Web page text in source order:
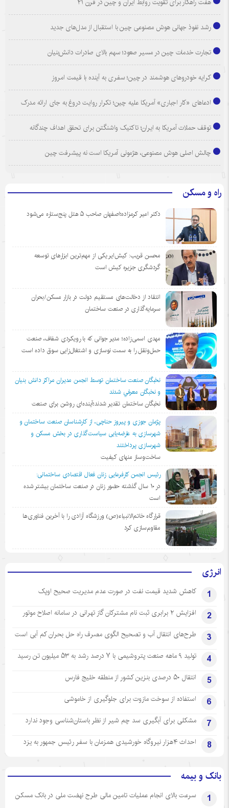
رشد نفوذ جهانی هوش مصنوعی چین با استقبال از مدل‌های جدید
تجارت خدمات چین در مسیر صعود؛ سهم بالای صادرات دانش‌بنیان
کرایه خودروهای هوشمند در چین؛ سفری به آینده با قیمت امروز
ادعاهای «کار اجباری» آمریکا علیه چین؛ تکرار روایت دروغ به جای ارائه مدرک
توقف حملات آمریکا به ایران؛ تاکتیک واشنگتن برای تحقق اهداف چندگانه
چالش اصلی هوش مصنوعی، هژمونی آمریکا است نه پیشرفت چین
راه و مسکن
دکتر امیر کرمزاده؛اصفهان صاحب ۵ هتل پنج‌ستاره می‌شود
محسن قریب: کیش‌ایر یکی از مهم‌ترین ابزارهای توسعه
گردشگری جزیره کیش است
انتقاد از دخالت‌های مستقیم دولت در بازار مسکن/بحران
سرمایه‌گذاری در صنعت ساختمان
مهدی اسمی‌زاده؛ مدیر جوانی که با رویکردی شفاف، صنعت
حمل‌ونقل را به سمت نوسازی و اشتغال‌زایی سوق داده است
نخبگان صنعت ساختمان توسط انجمن مديران مراكز دانش بنيان
و نخبگان معرفي شدند
نخبگان ساختمان تقدیر شدند؛آینده‌ای روشن برای صنعت
پژمان جوزی و پیروز حناچی، از کارشناسان صنعت ساختمان و
شهرسازی به عارضه‌یابی سیاست‌گذاری در بخش مسکن و
شهرسازی پرداختند
ساخت‌وساز منهای کیفیت
رئیس انجمن کارفرمایی زنان فعال اقتصادی ساختمانی:
در ١٠ سال گذشته حضور زنان در صنعت ساختمان بیشتر شده
است
قرارگاه خاتم‌الانبیاء(ص) ورزشگاه آزادی را با آخرین فناوری‌ها
مقاوم‌سازی کرد
انرژی
1 کاهش شدید قیمت نفت در صورت عدم مدیریت صحیح اوپک
2 افزایش ۲ برابری ثبت نام مشترکان گاز تهرانی‌ در سامانه اصلاح موتور
3 طرح‌های انتقال آب و تصحیح الگوی مصرف راه حل بحران کم آبی است
4 تولید ۹ ماهه صنعت پتروشیمی با ۷ درصد رشد به ۵۳ میلیون تن رسید
5 انتقال ۵۰ درصدی بنزین کشور از منطقه خلیج فارس
6 استفاده از سوخت مازوت برای جلوگیری از خاموشی
7 مشکلی برای آبگیری سد چم شیر از نظر باستان‌شناسی وجود ندارد
8 احداث ۴هزار نیروگاه خورشیدی همزمان با سفر رئیس جمهور به یزد
بانک و بیمه
1 سرعت بالای انجام عملیات تامین مالی طرح نهضت ملی در بانک مسکن